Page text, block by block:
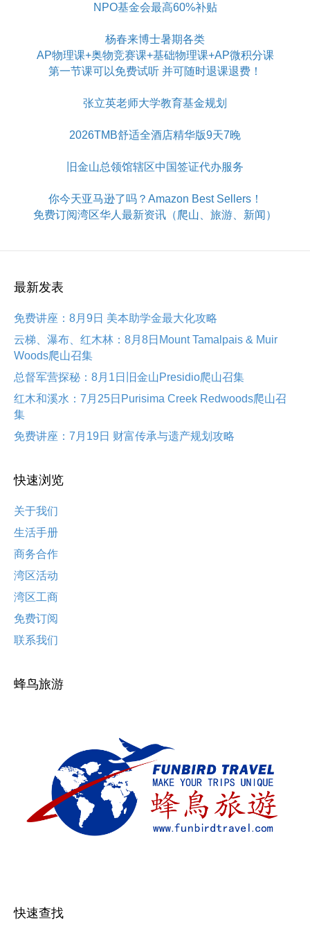
NPO基金会最高60%补贴
杨春来博士暑期各类
AP物理课+奥物竞赛课+基础物理课+AP微积分课
第一节课可以免费试听 并可随时退课退费！
张立英老师大学教育基金规划
2026TMB舒适全酒店精华版9天7晚
旧金山总领馆辖区中国签证代办服务
你今天亚马逊了吗？Amazon Best Sellers！
免费订阅湾区华人最新资讯（爬山、旅游、新闻）
最新发表
免费讲座：8月9日 美本助学金最大化攻略
云梯、瀑布、红木林：8月8日Mount Tamalpais & Muir
Woods爬山召集
总督军营探秘：8月1日旧金山Presidio爬山召集
红木和溪水：7月25日Purisima Creek Redwoods爬山召
集
免费讲座：7月19日 财富传承与遗产规划攻略
快速浏览
关于我们
生活手册
商务合作
湾区活动
湾区工商
免费订阅
联系我们
蜂鸟旅游
快速查找